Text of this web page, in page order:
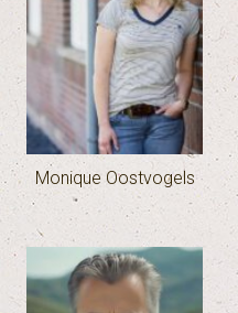
Monique Oostvogels